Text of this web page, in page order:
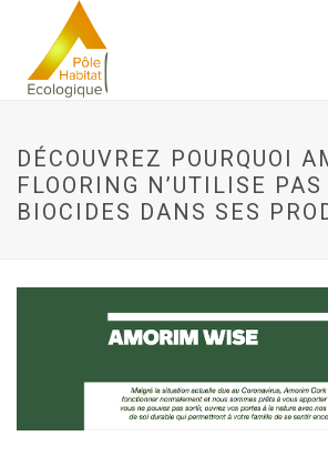
DÉCOUVREZ POURQUOI
FLOORING N’UTILISE PAS
BIOCIDES DANS SES